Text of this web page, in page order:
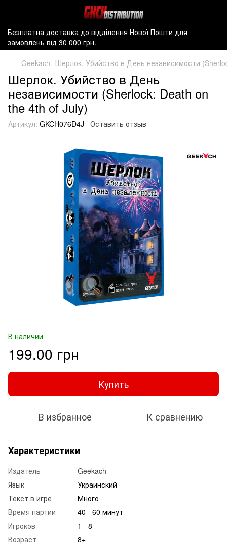
Безплатна доставка до відділення Нової Пошти для
замовлень від 30 000 грн.
Geekach Шерлок. Убийство в День независимости
Шерлок. Убийство в День
независимости (Sherlock: Death on
the 4th of July)
Артикул: GKCH076D4J Оставить отзыв
В наличии
199.00 грн
Купить
В избранное К сравнению
Характеристики
Издатель
Geekach
Язык
Украинский
Текст в игре
Много
Время партии
40 - 60 минут
Игроков
1 - 8
Возраст
8+